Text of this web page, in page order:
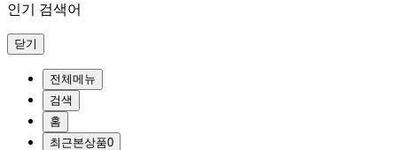
인기 검색어
닫기
전체메뉴
검색
홈
최근본상품0